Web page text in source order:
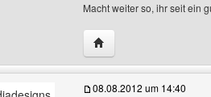
Macht weiter so, ihr seit ein
Website dieses
08.08.2012 um 14:40